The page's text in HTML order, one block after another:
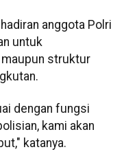
anggota Polri
untuk
struktur
dengan fungsi
kami akan
katanya.